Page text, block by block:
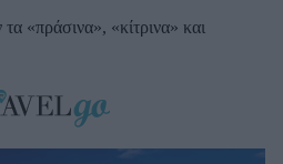
«πράσινα», «κίτρινα» και